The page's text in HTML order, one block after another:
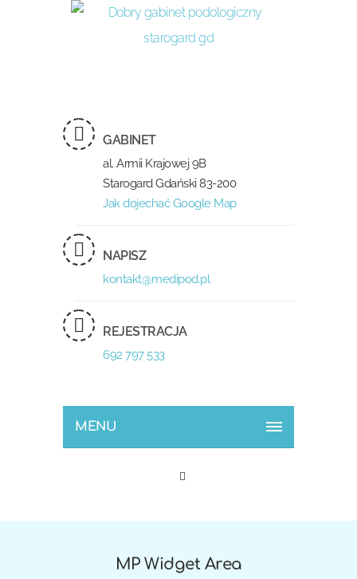
GABINET
al. Armii Krajowej 9B
Starogard Gdański 83-200
Jak dojechać Google Map
NAPISZ
kontakt@medipod.pl
REJESTRACJA
692 797 533
MENU
MP Widget Area